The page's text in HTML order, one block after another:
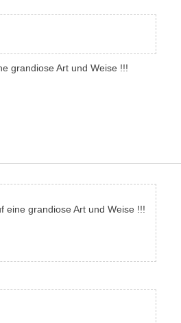
grandiose Art und Weise !!!
eine grandiose Art und Weise !!!